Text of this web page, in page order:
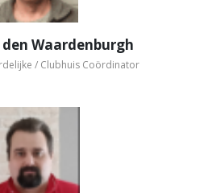
Waardenburgh
/ Clubhuis Coördinator